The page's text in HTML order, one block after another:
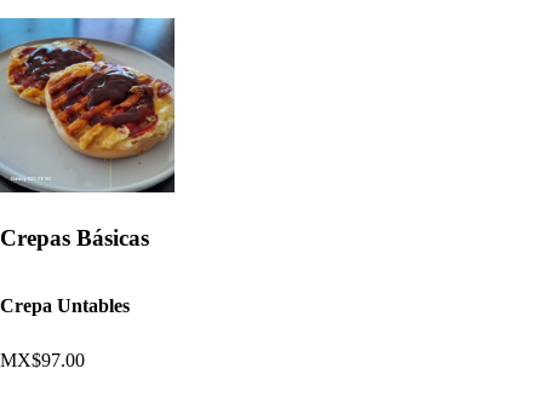
Crepas Básicas
Crepa Untables
MX$97.00